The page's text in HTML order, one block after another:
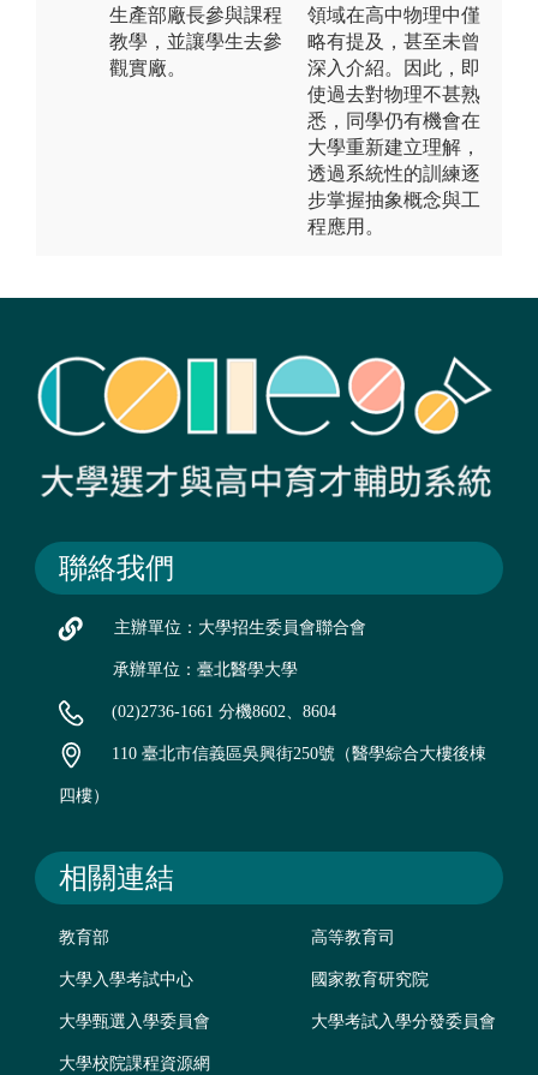
生產部廠長參與課程
教學，並讓學生去參
觀實廠。
領域在高中物理中僅
略有提及，甚至未曾
深入介紹。因此，即
使過去對物理不甚熟
悉，同學仍有機會在
大學重新建立理解，
透過系統性的訓練逐
步掌握抽象概念與工
程應用。
聯絡我們
主辦單位：大學招生委員會聯合會
承辦單位：臺北醫學大學
(02)2736-1661 分機8602、8604
110 臺北市信義區吳興街250號（醫學綜合大樓後棟
四樓）
相關連結
教育部 高等教育司
大學入學考試中心 國家教育研究院
大學甄選入學委員會 大學考試入學分發委員會
大學校院課程資源網